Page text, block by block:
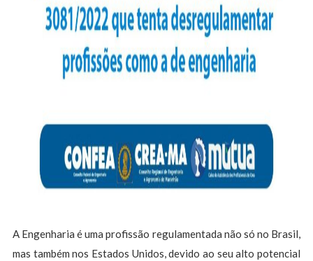
A Engenharia é uma profissão regulamentada não só no Brasil,
mas também nos Estados Unidos, devido ao seu alto potencial